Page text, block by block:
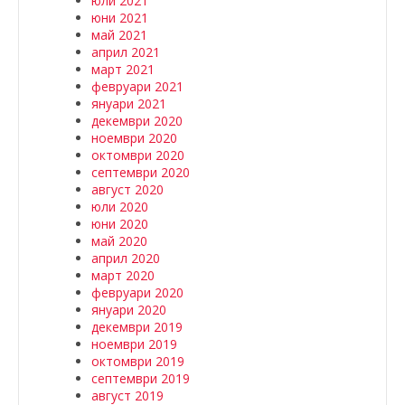
юни 2021
май 2021
април 2021
март 2021
февруари 2021
януари 2021
декември 2020
ноември 2020
октомври 2020
септември 2020
август 2020
юли 2020
юни 2020
май 2020
април 2020
март 2020
февруари 2020
януари 2020
декември 2019
ноември 2019
октомври 2019
септември 2019
август 2019